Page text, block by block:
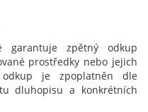
garantuje zpětný odkup
prostředky nebo jejich
je zpoplatněn dle
dluhopisu a konkrétních